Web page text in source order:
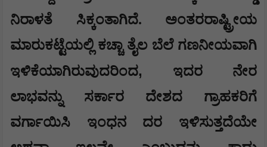
ನಿರಾಳತೆ ಸಿಕ್ಕಂತಾಗಿದೆ. ಅಂತರರಾಷ್ಟ್ರೀಯ
ಮಾರುಕಟ್ಟೆಯಲ್ಲಿ ಕಚ್ಚಾ ತೈಲ ಬೆಲೆ ಗಣನೀಯವಾಗಿ
ಇಳಿಕೆಯಾಗಿರುವುದರಿಂದ, ಇದರ ನೇರ
ಲಾಭವನ್ನು ಸರ್ಕಾರ ದೇಶದ ಗ್ರಾಹಕರಿಗೆ
ವರ್ಗಾಯಿಸಿ ಇಂಧನ ದರ ಇಳಿಸುತ್ತದೆಯೇ